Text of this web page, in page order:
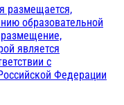
размещается,
образовательной
является
с
Федерации